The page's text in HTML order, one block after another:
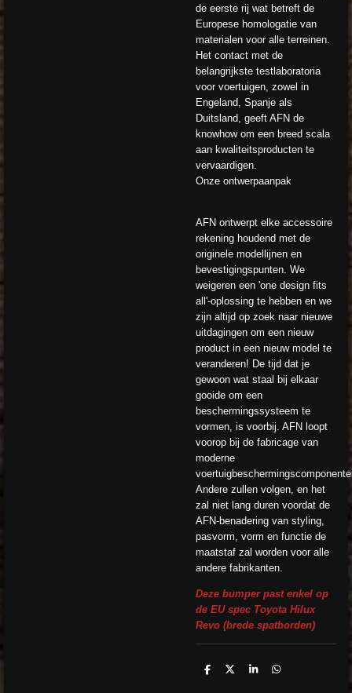
de eerste rij wat betreft de
Europese homologatie van
materialen voor alle terreinen.
Het contact met de
belangrijkste testlaboratoria
voor voertuigen, zowel in
Engeland, Spanje als
Duitsland, geeft AFN de
knowhow om een ​​breed scala
aan kwaliteitsproducten te
vervaardigen.
Onze ontwerpaanpak
AFN ontwerpt elke accessoire
rekening houdend met de
originele modellijnen en
bevestigingspunten. We
weigeren een 'one design fits
all'-oplossing te hebben en we
zijn altijd op zoek naar nieuwe
uitdagingen om een ​​nieuw
product in een nieuw model te
veranderen! De tijd dat je
gewoon wat staal bij elkaar
gooide om een ​​
beschermingssysteem te
vormen, is voorbij. AFN loopt
voorop bij de fabricage van
moderne
Andere zullen volgen, en het
zal niet lang duren voordat de
AFN-benadering van styling,
pasvorm, vorm en functie de
maatstaf zal worden voor alle
andere fabrikanten.
Deze bumper past enkel op
de EU spec Toyota Hilux
Revo (brede spatborden)
D
D
S
D